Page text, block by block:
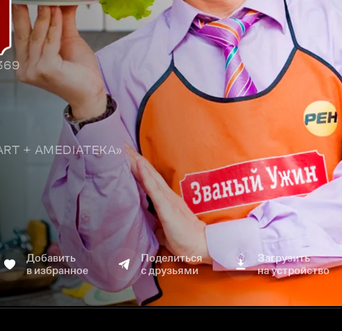
+ AMEDIATEKA»
Добавить
в избранное
Поделиться
с друзьями
Загрузить
на устройство